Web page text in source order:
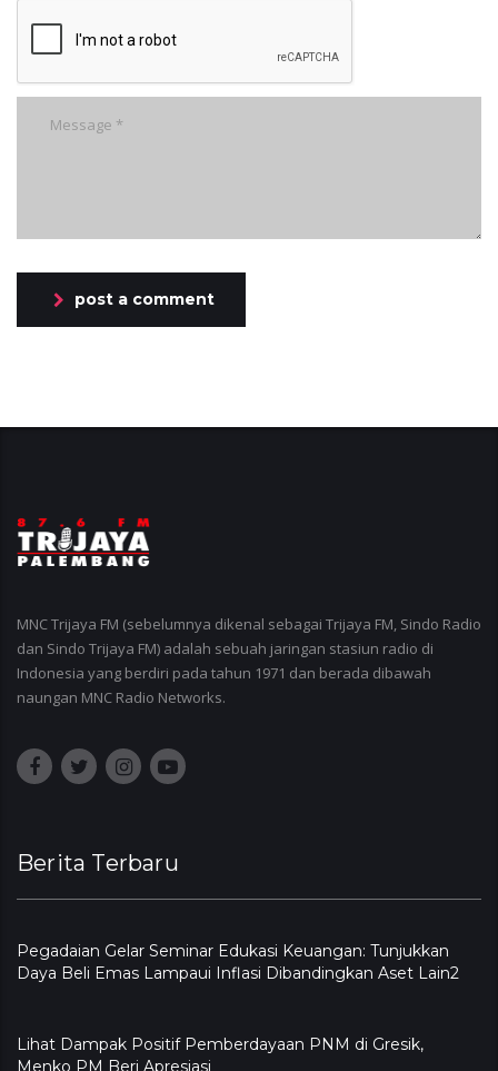
post a comment
MNC Trijaya FM (sebelumnya dikenal sebagai Trijaya FM, Sindo Radio
dan Sindo Trijaya FM) adalah sebuah jaringan stasiun radio di
Indonesia yang berdiri pada tahun 1971 dan berada dibawah
naungan MNC Radio Networks.
Berita Terbaru
Pegadaian Gelar Seminar Edukasi Keuangan: Tunjukkan
Daya Beli Emas Lampaui Inflasi Dibandingkan Aset Lain2
Lihat Dampak Positif Pemberdayaan PNM di Gresik,
Menko PM Beri Apresiasi